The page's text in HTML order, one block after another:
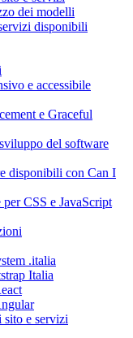
dei modelli
disponibili
e accessibile
e Graceful
del software
disponibili con Can I
CSS e JavaScript
.italia
Italia
e servizi